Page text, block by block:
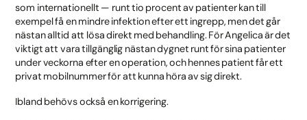
som internationellt — runt tio procent av patienter kan till
exempel få en mindre infektion efter ett ingrepp, men det går
nästan alltid att lösa direkt med behandling. För Angelica är det
viktigt att vara tillgänglig nästan dygnet runt för sina patienter
under veckorna efter en operation, och hennes patient får ett
privat mobilnummer för att kunna höra av sig direkt.
Ibland behövs också en korrigering.